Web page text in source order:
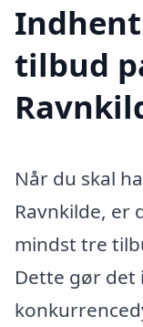
tilbud
Når du skal
Ravnkilde, er
mindst tre
Dette gør det